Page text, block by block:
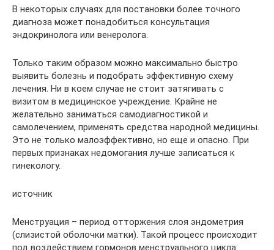
В некоторых случаях для постановки более точного
диагноза может понадобиться консультация
эндокринолога или венеролога.
Только таким образом можно максимально быстро
выявить болезнь и подобрать эффективную схему
лечения. Ни в коем случае не стоит затягивать с
визитом в медицинское учреждение. Крайне не
желательно заниматься самодиагностикой и
самолечением, применять средства народной медицины.
Это не только малоэффективно, но еще и опасно. При
первых признаках недомогания лучше записаться к
гинекологу.
источник
Менструация – период отторжения слоя эндометрия
(слизистой оболочки матки). Такой процесс происходит
под воздействием гормонов менструального цикла: